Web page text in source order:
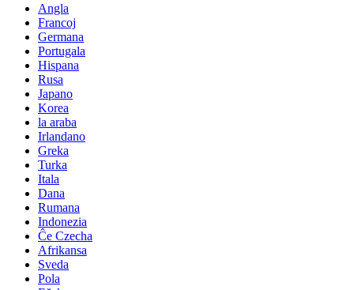
Angla
Francoj
Germana
Portugala
Hispana
Rusa
Japano
Korea
la araba
Irlandano
Greka
Turka
Itala
Dana
Rumana
Indonezia
Ĉe Czecha
Afrikansa
Sveda
Pola